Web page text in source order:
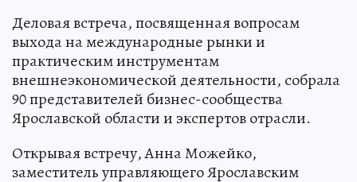
Деловая встреча, посвященная вопросам
выхода на международные рынки и
практическим инструментам
внешнеэкономической деятельности, собрала
90 представителей бизнес-сообщества
Ярославской области и экспертов отрасли.
Открывая встречу, Анна Можейко,
заместитель управляющего Ярославским